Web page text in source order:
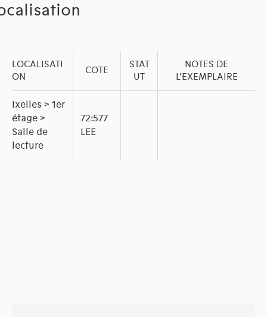
LOCALISATI
ON
COTE
STAT
UT
NOTES DE
L'EXEMPLAIRE
Ixelles > 1er
étage >
Salle de
lecture
72:577
LEE